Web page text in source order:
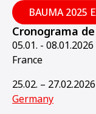
BAUMA 2025
Cronograma
05.01. -
France
25.02. –
Germany